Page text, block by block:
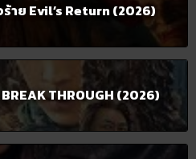
าย Evil’s Return (2026)
THROUGH (2026)